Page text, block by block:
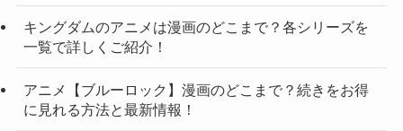
キングダムのアニメは漫画のどこまで？各シリーズを
一覧で詳しくご紹介！
アニメ【ブルーロック】漫画のどこまで？続きをお得
に見れる方法と最新情報！